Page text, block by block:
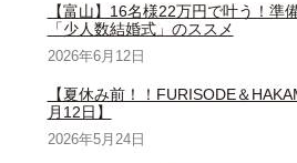
【富山】16名様22万円で叶う！準
「少人数結婚式」のススメ
2026年6月12日
【夏休み前！！FURISODE＆
月12日】
2026年5月24日